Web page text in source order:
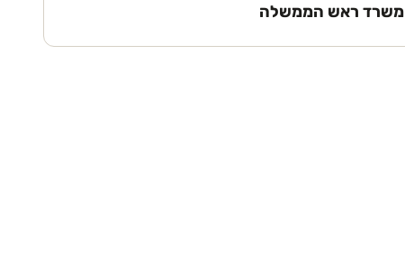
משרד ראש הממשלה